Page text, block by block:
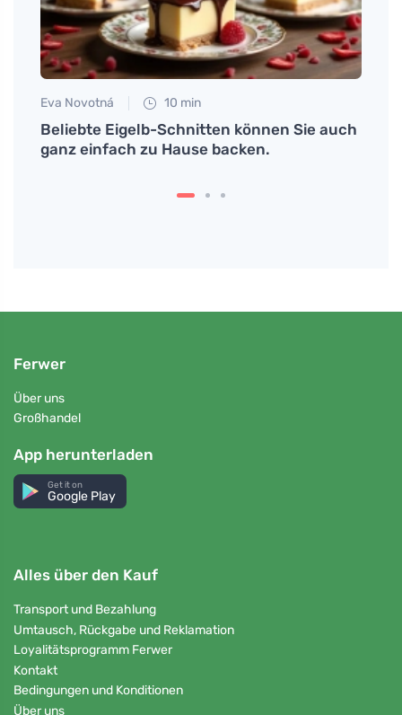
Eva Novotná 10 min
Beliebte Eigelb-Schnitten können Sie auch
ganz einfach zu Hause backen.
Ferwer
Über uns
Großhandel
App herunterladen
Get it on
Google Play
Alles über den Kauf
Transport und Bezahlung
Umtausch, Rückgabe und Reklamation
Loyalitätsprogramm Ferwer
Kontakt
Bedingungen und Konditionen
Über uns